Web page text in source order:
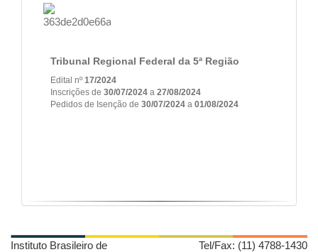
Tribunal Regional Federal da 5ª Região
Edital nº 17/2024
Inscrições de 30/07/2024 a 27/08/2024
Pedidos de Isenção de 30/07/2024 a 01/08/2024
Tel/Fax: (11) 4788-1430
Instituto Brasileiro de